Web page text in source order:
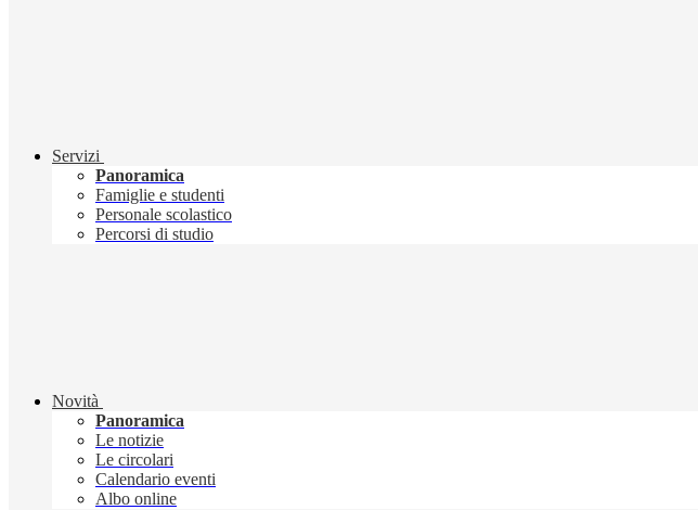
Servizi
Panoramica
Famiglie e studenti
Personale scolastico
Percorsi di studio
Novità
Panoramica
Le notizie
Le circolari
Calendario eventi
Albo online